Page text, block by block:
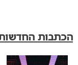
הכתבות